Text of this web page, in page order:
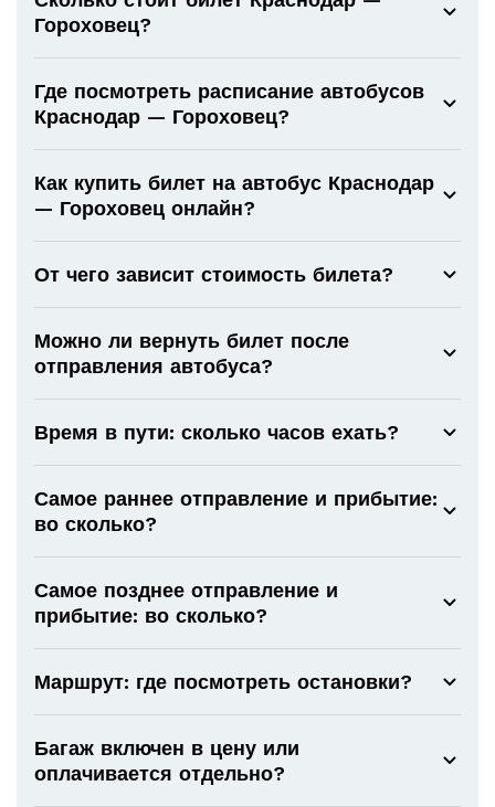
Гороховец?
Где посмотреть расписание автобусов
Краснодар — Гороховец?
Как купить билет на автобус Краснодар
— Гороховец онлайн?
От чего зависит стоимость билета?
Можно ли вернуть билет после
отправления автобуса?
Время в пути: сколько часов ехать?
Самое раннее отправление и прибытие:
во сколько?
Самое позднее отправление и
прибытие: во сколько?
Маршрут: где посмотреть остановки?
Багаж включен в цену или
оплачивается отдельно?